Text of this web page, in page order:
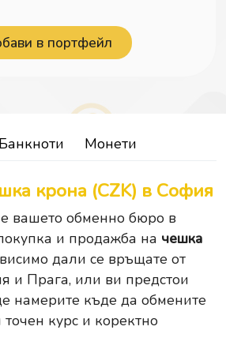
Банкноти Монети
крона (CZK) в София
е вашето обменно бюро в
и продажба на чешка
дали се връщате от
и Прага, или ви предстои
намерите къде да обмените
курс и коректно